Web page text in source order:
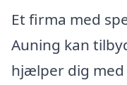
Et firma med
Auning kan
hjælper dig